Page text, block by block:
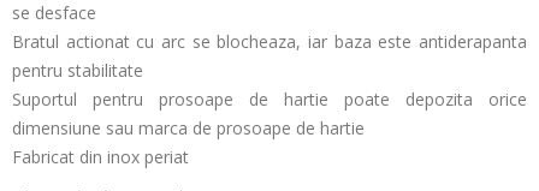
se desface
Bratul actionat cu arc se blocheaza, iar baza este antiderapanta
pentru stabilitate
Suportul pentru prosoape de hartie poate depozita orice
dimensiune sau marca de prosoape de hartie
Fabricat din inox periat